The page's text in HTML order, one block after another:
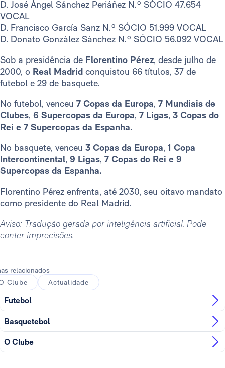
D. José Ángel Sánchez Periáñez N.º SÓCIO 47.654
VOCAL
D. Francisco García Sanz N.º SÓCIO 51.999 VOCAL
D. Donato González Sánchez N.º SÓCIO 56.092 VOCAL
Sob a presidência de Florentino Pérez, desde julho de
2000, o Real Madrid conquistou 66 títulos, 37 de
futebol e 29 de basquete.
No futebol, venceu 7 Copas da Europa, 7 Mundiais de
Clubes, 6 Supercopas da Europa, 7 Ligas, 3 Copas do
Rei e 7 Supercopas da Espanha.
No basquete, venceu 3 Copas da Europa, 1 Copa
Intercontinental, 9 Ligas, 7 Copas do Rei e 9
Supercopas da Espanha.
Florentino Pérez enfrenta, até 2030, seu oitavo mandato
como presidente do Real Madrid.
Aviso: Tradução gerada por inteligência artificial. Pode
conter imprecisões.
relacionados
Clube
Actualidade
Futebol
Basquetebol
O Clube